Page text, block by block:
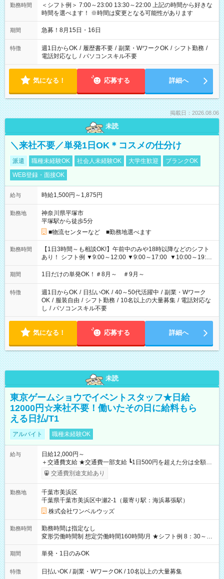
勤務時間
＜シフト例＞ 7:00～23:00 13:30～22:00 上記の時間から好きな
時間を選べます！ ※時間は変更となる可能性があります
期間 急募！8月15日・16日
特徴 週1日からOK / 履歴書不要 / 副業・WワークOK / シフト勤務 /
電話対応なし / パソコンスキル不要
気になる！ 応募する 詳細へ
掲載日：2026.08.06
未読
＼来社不要／単発1日OK＊コスメの仕分け
派遣 職種未経験OK 社会人未経験OK 大学生歓迎
ブランクOK
WEB登録・面接OK
給与 時給1,500円～1,875円
勤務地
神奈川県平塚市
平塚駅から徒歩5分
■物流センターなど ■勤務地選べます
勤務時間
【1日3時間～も相談OK!】午前中のみや18時以降などのシフト
あり！ シフト例 ▼9:00～12:00 ▼9:00～17:00 ▼10:00～19:00
▼18:00～21:00
期間 1日だけの単発OK！＃8月～ ＃9月～
特徴 週1日からOK / 日払いOK / 40～50代活躍中 / 副業・Wワーク
OK / 服装自由 / シフト勤務 / 10名以上の大量募集 / 電話対応な
し / パソコンスキル不要
気になる！ 応募する 詳細へ
未読
東京ゲームショウでイベントスタッフ★日給
12000円☆来社不要！働いたその日に給料もら
える日払/T1
アルバイト 職種未経験OK
給与
日給12,000円～
＋交通費支給 ★交通費一部支給 ┗1日500円を超えた分は全額支
給！ ※往復500円以内の方は自己負担となります ★日払いOK！
（規定あり） ┗働いたその日に現金GET♪ お仕事後はコンビニ
なし
交通費別途支給あり
勤務地
千葉市美浜区
千葉県千葉市美浜区中瀬2-1（最寄り駅：海浜幕張駅）
株式会社ワンベルウッズ
勤務時間
勤務時間は指定なし
変形労働時間制 想定労働時間160時間/月 ★シフト例 8：30～
19：00
期間 単発・1日のみOK
特徴 日払いOK / 副業・WワークOK / 10名以上の大量募集